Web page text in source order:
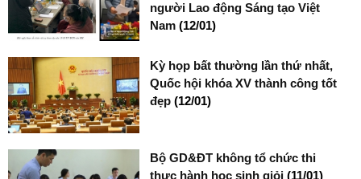
người Lao động Sáng tạo Việt
Nam(12/01)
Kỳ họp bất thường lần thứ nhất,
Quốc hội khóa XV thành công tốt
đẹp(12/01)
Bộ GD&ĐT không tổ chức thi
thực hành học sinh giỏi(11/01)